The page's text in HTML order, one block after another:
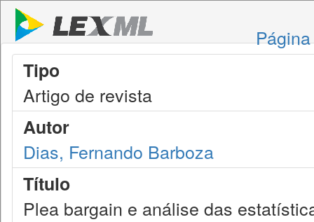
Tipo
Artigo de revista
Autor
Dias, Fernando Barboza
Título
Plea bargain e análise das